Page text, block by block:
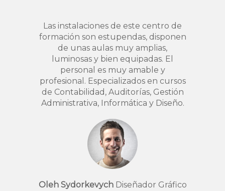
Las instalaciones de este centro de
formación son estupendas, disponen
de unas aulas muy amplias,
luminosas y bien equipadas. El
personal es muy amable y
profesional. Especializados en cursos
de Contabilidad, Auditorías, Gestión
Administrativa, Informática y Diseño.
Oleh SydorkevychDiseñador Gráfico